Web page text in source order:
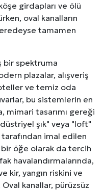
girdapları ve ölü
oval kanalların
tamamen
bir spektruma
plazalar, alışveriş
ve temiz oda
bu sistemlerin en
mimari tasarımı gereği
şık" veya "loft"
tarafından imal edilen
öğe olarak da tercih
havalandırmalarında,
kir, yangın riskini ve
kanallar, pürüzsüz